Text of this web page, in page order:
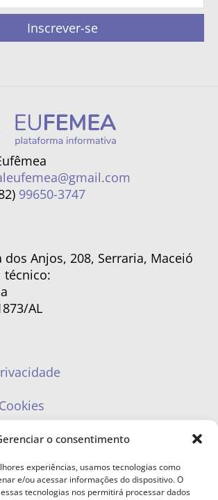
o consentimento
experiências, usamos tecnologias como
e/ou acessar informações do dispositivo. O
tecnologias nos permitirá processar dados
Inscrever-se
99650-3747
dos Anjos, 208, Serraria, Maceió
técnico:
AL
portaleufemea@gmail.com